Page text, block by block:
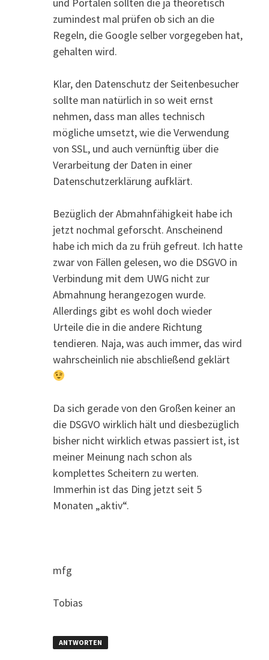
zumindest mal prüfen ob sich an die
Regeln, die Google selber vorgegeben hat,
gehalten wird.
Klar, den Datenschutz der Seitenbesucher
sollte man natürlich in so weit ernst
nehmen, dass man alles technisch
mögliche umsetzt, wie die Verwendung
von SSL, und auch vernünftig über die
Verarbeitung der Daten in einer
Datenschutzerklärung aufklärt.
Bezüglich der Abmahnfähigkeit habe ich
jetzt nochmal geforscht. Anscheinend
habe ich mich da zu früh gefreut. Ich hatte
zwar von Fällen gelesen, wo die DSGVO in
Verbindung mit dem UWG nicht zur
Abmahnung herangezogen wurde.
Allerdings gibt es wohl doch wieder
Urteile die in die andere Richtung
tendieren. Naja, was auch immer, das wird
wahrscheinlich nie abschließend geklärt
Da sich gerade von den Großen keiner an
die DSGVO wirklich hält und diesbezüglich
bisher nicht wirklich etwas passiert ist, ist
meiner Meinung nach schon als
komplettes Scheitern zu werten.
Immerhin ist das Ding jetzt seit 5
Monaten „aktiv“.
mfg
Tobias
ANTWORTEN